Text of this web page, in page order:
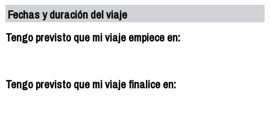
Fechas y duración del viaje
Tengo previsto que mi viaje empiece en:
Tengo previsto que mi viaje finalice en: